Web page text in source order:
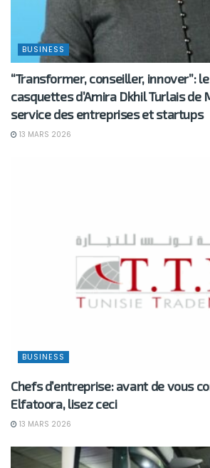
BUSINESS
“Transformer, conseiller, innover”:
casquettes d’Amira Dkhil Turlais de
service des entreprises et startups
13 MARS 2026
BUSINESS
Chefs d’entreprise: avant de vous
Elfatoora, lisez ceci
13 MARS 2026